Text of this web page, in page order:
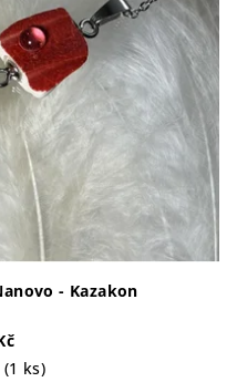
- Kazakon
(1 ks)